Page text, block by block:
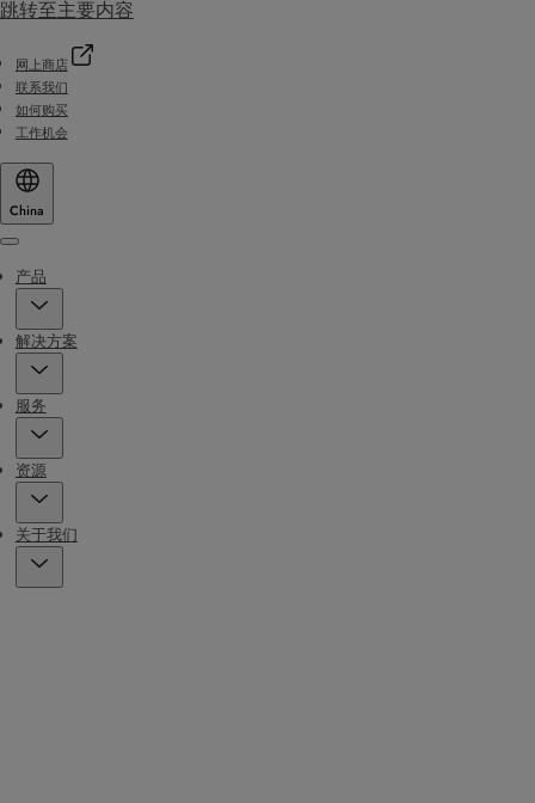
跳转至主要内容
网上商店
联系我们
如何购买
工作机会
China
Menu
产品
解决方案
服务
资源
关于我们